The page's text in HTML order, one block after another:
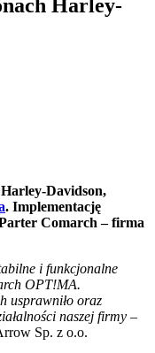
Harley-
Davidson,
. Implementację
Comarch – firma
i funkcjonalne
OPT!MA.
usprawniło oraz
naszej firmy –
Sp. z o.o.